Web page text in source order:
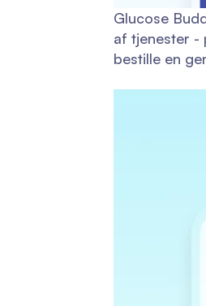
Glucose
af tjenester -
bestille en